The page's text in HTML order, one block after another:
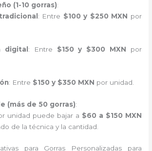
(1-10 gorras):
: Entre $100 y $250 MXN por
digital : Entre $150 y $300 MXN por
: Entre $150 y $350 MXN por unidad.
(más de 50 gorras):
unidad puede bajar a $60 a $150 MXN
de la técnica y la cantidad.
para Gorras Personalizadas para